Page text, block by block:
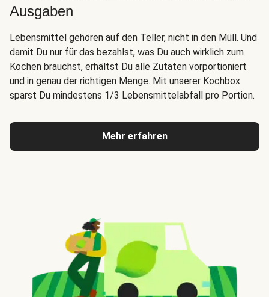
Ausgaben
Lebensmittel gehören auf den Teller, nicht in den Müll. Und
damit Du nur für das bezahlst, was Du auch wirklich zum
Kochen brauchst, erhältst Du alle Zutaten vorportioniert
und in genau der richtigen Menge. Mit unserer Kochbox
sparst Du mindestens 1/3 Lebensmittelabfall pro Portion.
Mehr erfahren